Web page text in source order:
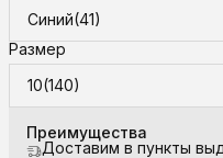
Синий(41)
Размер
10(140)
Преимущества
Доставим в пункты